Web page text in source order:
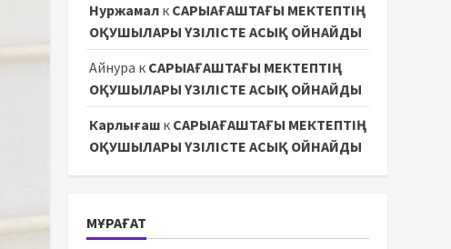
Нуржамалк САРЫАҒАШТАҒЫ МЕКТЕПТІҢ
ОҚУШЫЛАРЫ ҮЗІЛІСТЕ АСЫҚ ОЙНАЙДЫ
Айнура к САРЫАҒАШТАҒЫ МЕКТЕПТІҢ
ОҚУШЫЛАРЫ ҮЗІЛІСТЕ АСЫҚ ОЙНАЙДЫ
Карлығашк САРЫАҒАШТАҒЫ МЕКТЕПТІҢ
ОҚУШЫЛАРЫ ҮЗІЛІСТЕ АСЫҚ ОЙНАЙДЫ
МҰРАҒАТ